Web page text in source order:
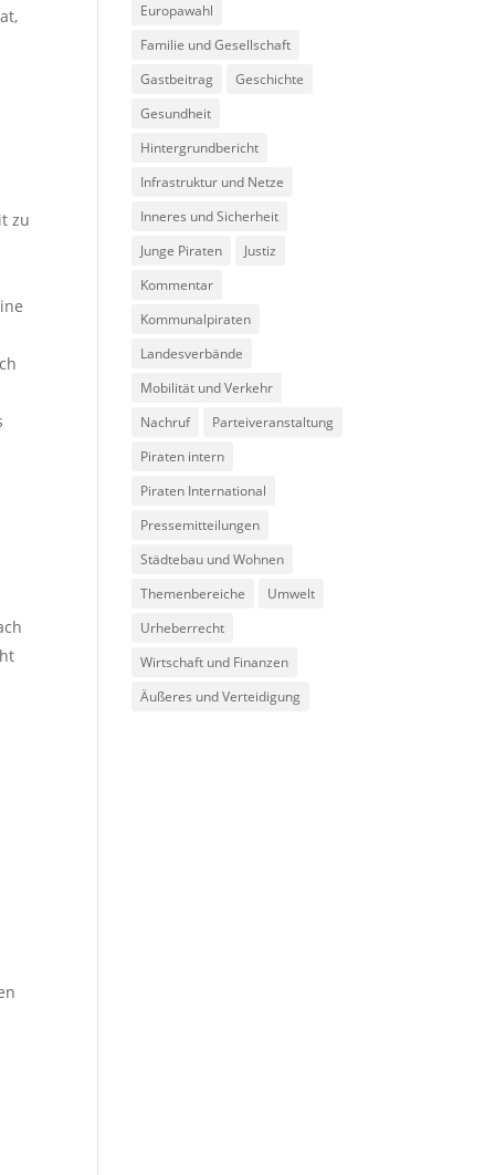
zu
Europawahl
Familie und Gesellschaft
Gastbeitrag
Geschichte
Gesundheit
Hintergrundbericht
Infrastruktur und Netze
Inneres und Sicherheit
Junge Piraten
Justiz
Kommentar
Kommunalpiraten
Landesverbände
Mobilität und Verkehr
Nachruf
Parteiveranstaltung
Piraten intern
Piraten International
Pressemitteilungen
Städtebau und Wohnen
Themenbereiche
Umwelt
Urheberrecht
Wirtschaft und Finanzen
Äußeres und Verteidigung